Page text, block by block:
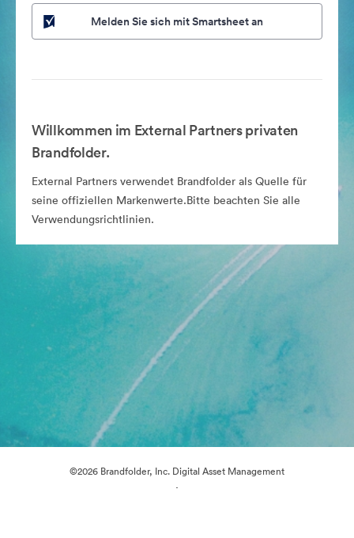
Melden Sie sich mit Smartsheet an
Willkommen im External Partners privaten
Brandfolder.
External Partners verwendet Brandfolder als Quelle für
seine offiziellen Markenwerte.Bitte beachten Sie alle
Verwendungsrichtlinien.
©2026 Brandfolder, Inc. Digital Asset Management
·